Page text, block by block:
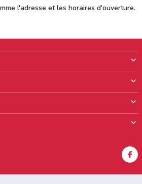
l'adresse et les horaires d'ouverture.
marketing
technique sur l’appli ou le site?